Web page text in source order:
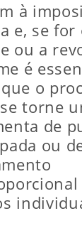
à
e, se for
ou a
é
o
torne
de
ou